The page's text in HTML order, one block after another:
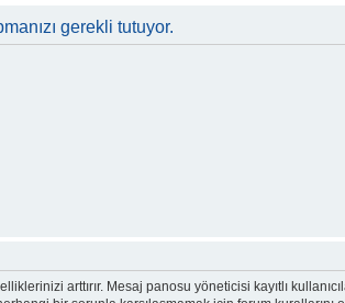
gerekli tutuyor.
arttırır. Mesaj panosu yöneticisi kayıtlı